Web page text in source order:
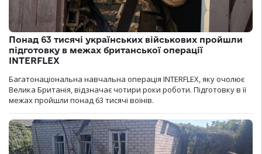
Понад 63 тисячі українських військових пройшли
підготовку в межах британської операції
INTERFLEX
Багатонаціональна навчальна операція INTERFLEX, яку очолює
Велика Британія, відзначає чотири роки роботи. Підготовку в її
межах пройшли понад 63 тисячі воїнів.